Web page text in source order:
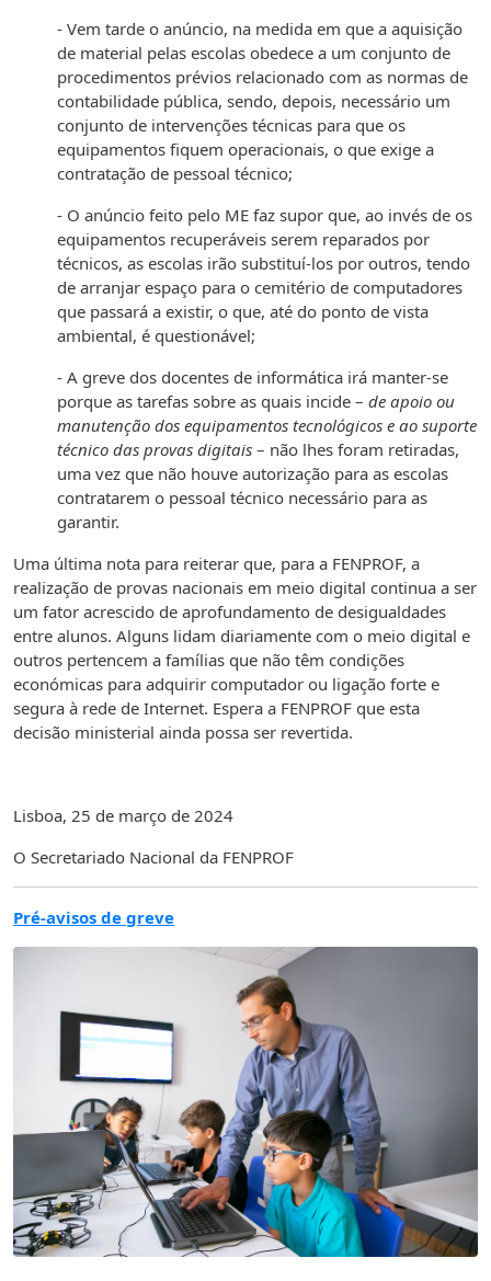
- Vem tarde o anúncio, na medida em que a aquisição
de material pelas escolas obedece a um conjunto de
procedimentos prévios relacionado com as normas de
contabilidade pública, sendo, depois, necessário um
conjunto de intervenções técnicas para que os
equipamentos fiquem operacionais, o que exige a
contratação de pessoal técnico;
- O anúncio feito pelo ME faz supor que, ao invés de os
equipamentos recuperáveis serem reparados por
técnicos, as escolas irão substituí-los por outros, tendo
de arranjar espaço para o cemitério de computadores
que passará a existir, o que, até do ponto de vista
ambiental, é questionável;
- A greve dos docentes de informática irá manter-se
porque as tarefas sobre as quais incide – de apoio ou
manutenção dos equipamentos tecnológicos e ao suporte
técnico das provas digitais – não lhes foram retiradas,
uma vez que não houve autorização para as escolas
contratarem o pessoal técnico necessário para as
garantir.
Uma última nota para reiterar que, para a FENPROF, a
realização de provas nacionais em meio digital continua a ser
um fator acrescido de aprofundamento de desigualdades
entre alunos. Alguns lidam diariamente com o meio digital e
outros pertencem a famílias que não têm condições
económicas para adquirir computador ou ligação forte e
segura à rede de Internet. Espera a FENPROF que esta
decisão ministerial ainda possa ser revertida.
Lisboa, 25 de março de 2024
O Secretariado Nacional da FENPROF
Pré-avisos de greve